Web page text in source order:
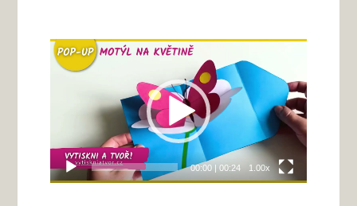
Video
přehrávač
00:00 |00:24 1.00x